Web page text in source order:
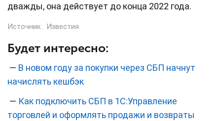
дважды, она действует до конца 2022 года.
Источник: Известия
Будет интересно:
— В новом году за покупки через СБП начнут
начислять кешбэк
— Как подключить СБП в 1C:Управление
торговлей и оформлять продажи и возвраты